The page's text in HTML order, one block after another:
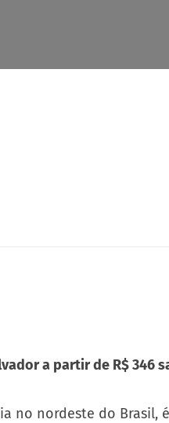
a partir de R$ 346
no nordeste do